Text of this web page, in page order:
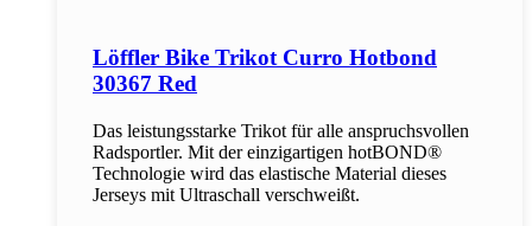
Löffler Bike Trikot Curro Hotbond
30367 Red
Das leistungsstarke Trikot für alle anspruchsvollen
Radsportler. Mit der einzigartigen hotBOND®
Technologie wird das elastische Material dieses
Jerseys mit Ultraschall verschweißt.